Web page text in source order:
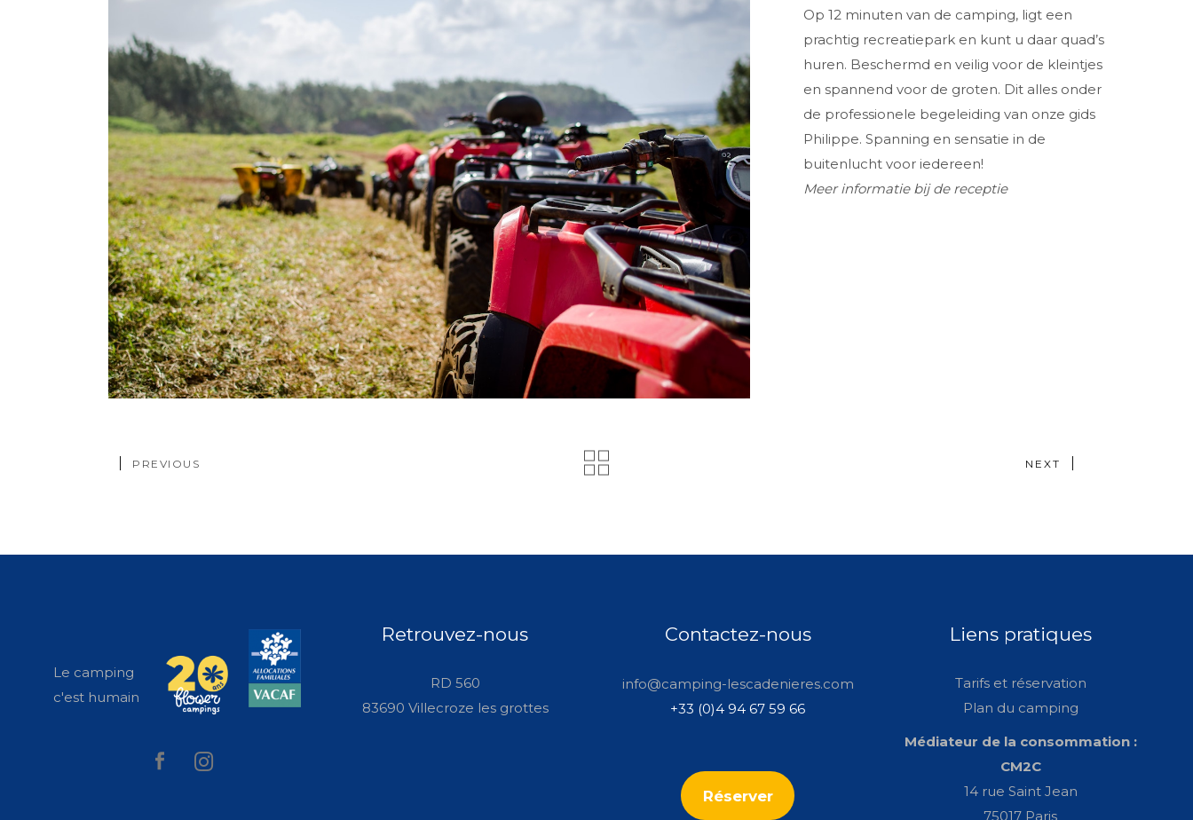
Op 12 minuten van de camping, ligt een
prachtig recreatiepark en kunt u daar quad’s
huren. Beschermd en veilig voor de kleintjes
en spannend voor de groten. Dit alles onder
de professionele begeleiding van onze gids
Philippe. Spanning en sensatie in de
buitenlucht voor iedereen!
Meer informatie bij de receptie
PREVIOUS NEXT
Le camping
c'est humain
Retrouvez-nous
RD 560
83690 Villecroze les grottes
Contactez-nous
info@camping-lescadenieres.com
+33 (0)4 94 67 59 66
Réserver
Liens pratiques
Tarifs et réservation
Plan du camping
Médiateur de la consommation :
CM2C
14 rue Saint Jean
75017 Paris